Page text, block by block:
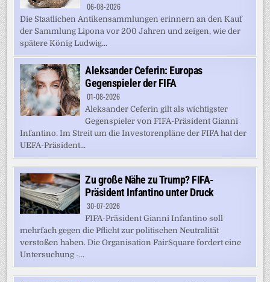
06-08-2026
Die Staatlichen Antikensammlungen erinnern an den Kauf
der Sammlung Lipona vor 200 Jahren und zeigen, wie der
spätere König Ludwig...
Aleksander Ceferin: Europas
Gegenspieler der FIFA
01-08-2026
Aleksander Ceferin gilt als wichtigster
Gegenspieler von FIFA-Präsident Gianni
Infantino. Im Streit um die Investorenpläne der FIFA hat der
UEFA-Präsident...
Zu große Nähe zu Trump? FIFA-
Präsident Infantino unter Druck
30-07-2026
FIFA-Präsident Gianni Infantino soll
mehrfach gegen die Pflicht zur politischen Neutralität
verstoßen haben. Die Organisation FairSquare fordert eine
Untersuchung -...